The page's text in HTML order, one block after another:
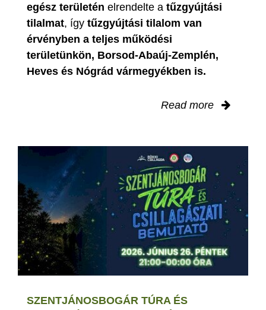
egész területén elrendelte a tűzgyújtási
tilalmat, így tűzgyújtási tilalom van
érvényben a teljes működési
területünkön, Borsod-Abaúj-Zemplén,
Heves és Nógrád vármegyékben is.
Read more
SZENTJÁNOSBOGÁR TÚRA ÉS